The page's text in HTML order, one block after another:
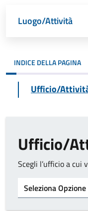
Luogo/Attività
Dettagli
Richiedente
Data e orario
Riepilogo
INDICE DELLA PAGINA
Ufficio/
Ufficio/
Scegli l’ufficio a cui